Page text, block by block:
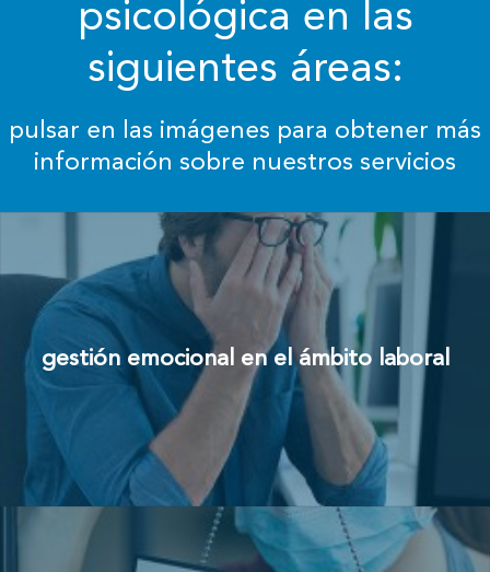
psicológica en las
siguientes áreas:
pulsar en las imágenes para obtener más
información sobre nuestros servicios
gestión emocional en el ámbito laboral